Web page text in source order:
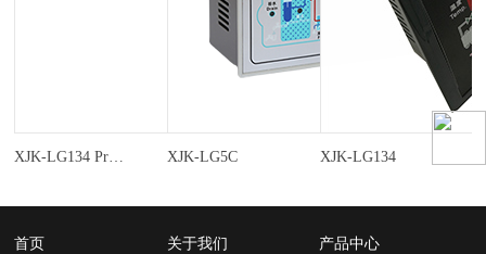
XJK-LG134 Pro冷干机控制器 两路温度，RS485通讯 XJK-LG5C XJK-LG134
首页 关于我们 产品中心